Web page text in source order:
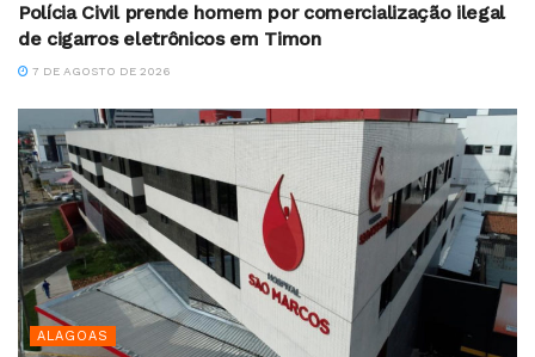
Polícia Civil prende homem por comercialização ilegal
de cigarros eletrônicos em Timon
7 DE AGOSTO DE 2026
ALAGOAS